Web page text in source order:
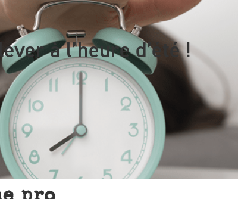
à l’heure d’été !